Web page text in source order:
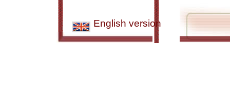
English version